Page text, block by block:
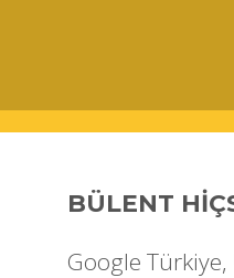
BÜLENT
Google